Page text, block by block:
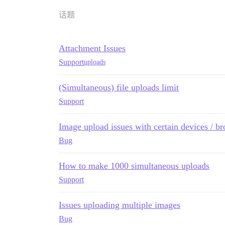
话题
Attachment Issues
Supportuploads
(Simultaneous) file uploads limit
Support
Image upload issues with certain devices /
Bug
How to make 1000 simultaneous uploads
Support
Issues uploading multiple images
Bug